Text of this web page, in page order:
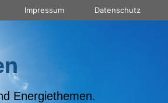
Impressum Datenschutz
Energiethemen.